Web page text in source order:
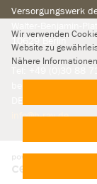
Versorgungswerk
info@b-rav.de
Wir verwenden
Website zu
Nähere